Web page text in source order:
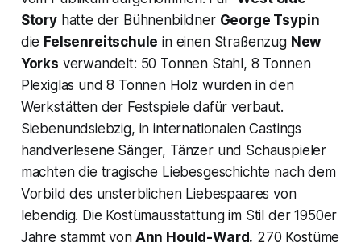
Storyhatte der Bühnenbildner George Tsypin
die Felsenreitschule in einen Straßenzug New
Yorks verwandelt: 50 Tonnen Stahl, 8 Tonnen
Plexiglas und 8 Tonnen Holz wurden in den
Werkstätten der Festspiele dafür verbaut.
Siebenundsiebzig, in internationalen Castings
handverlesene Sänger, Tänzer und Schauspieler
machten die tragische Liebesgeschichte nach dem
Vorbild des unsterblichen Liebespaares von
lebendig. Die Kostümausstattung im Stil der 1950er
Jahre stammt vonAnn Hould-Ward. 270 Kostüme